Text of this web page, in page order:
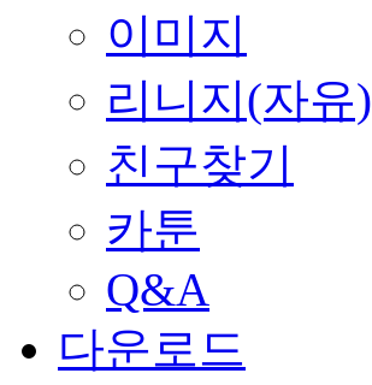
이미지
리니지(자유)
친구찾기
카툰
Q&A
다운로드